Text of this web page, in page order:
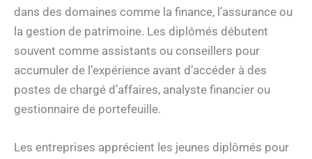
dans des domaines comme la finance, l’assurance ou
la gestion de patrimoine. Les diplômés débutent
souvent comme assistants ou conseillers pour
accumuler de l’expérience avant d’accéder à des
postes de chargé d’affaires, analyste financier ou
gestionnaire de portefeuille.
Les entreprises apprécient les jeunes diplômés pour